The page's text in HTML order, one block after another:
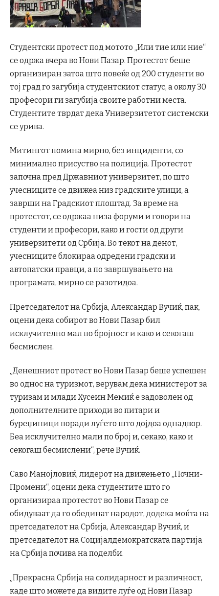
Студентски протест под мотото „Или тие или ние“
се одржа вчера во Нови Пазар. Протестот беше
организиран затоа што повеќе од 200 студенти во
тој град го загубија студентскиот статус, а околу 30
професори ги загубија своите работни места.
Студентите тврдат дека Универзитетот системски
се урива.
Митингот помина мирно, без инциденти, со
минимално присуство на полиција. Протестот
започна пред Државниот универзитет, по што
учесниците се движеа низ градските улици, а
заврши на Градскиот плоштад. За време на
протестот, се одржаа низа форуми и говори на
студенти и професори, како и гости од други
универзитети од Србија. Во текот на денот,
учесниците блокираа одредени градски и
автопатски правци, а по завршувањето на
програмата, мирно се разотидоа.
Претседателот на Србија, Александар Вучиќ, пак,
оцени дека собирот во Нови Пазар бил
исклучително мал по бројност и како и секогаш
бесмислен.
„Денешниот протест во Нови Пазар беше успешен
во однос на туризмот, верувам дека министерот за
туризам и млади Хусеин Мемиќ е задоволен од
дополнителните приходи во питари и
буреџиници поради луѓето што дојдоа однадвор.
Беа исклучително мали по број и, секако, како и
секогаш бесмислени“, рече Вучиќ.
Саво Манојловиќ, лидерот на движењето „Почни-
Промени“, оцени дека студентите што го
организираа протестот во Нови Пазар се
обидуваат да го обединат народот, додека моќта на
претседателот на Србија, Александар Вучиќ, и
претседателот на Социјалдемократската партија
на Србија почива на поделби.
„Прекрасна Србија на солидарност и различност,
каде што можете да видите луѓе од Нови Пазар